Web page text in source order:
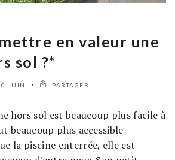
en valeur une
sol ?*
JUIN PARTAGER
hors sol est beaucoup plus facile à
beaucoup plus accessible
la piscine enterrée, elle est